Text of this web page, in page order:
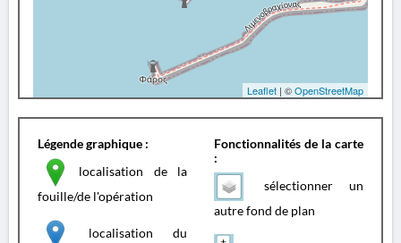
Leaflet | ©OpenStreetMap
Légende graphique :
localisation de la
fouille/de l'opération
localisation du
Fonctionnalités de la carte
:
sélectionner un
autre fond de plan